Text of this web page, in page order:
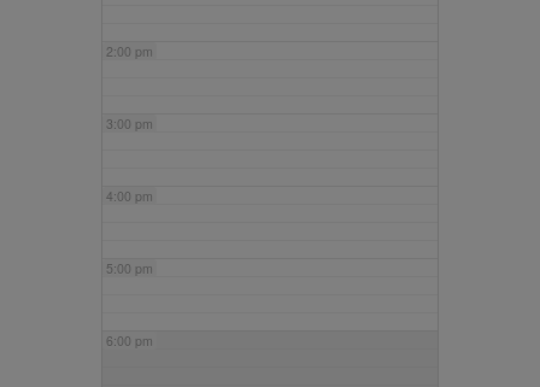
2:00 pm
3:00 pm
4:00 pm
5:00 pm
6:00 pm